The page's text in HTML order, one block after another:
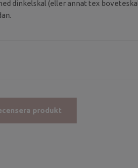
dinkelskal (eller annat tex
produkt